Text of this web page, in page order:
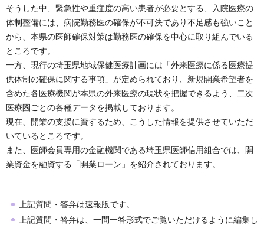
そうした中、緊急性や重症度の高い患者が必要とする、入院医療の
体制整備には、病院勤務医の確保が不可決であり不足感も強いこと
から、本県の医師確保対策は勤務医の確保を中心に取り組んでいる
ところです。
一方、現行の埼玉県地域保健医療計画には「外来医療に係る医療提
供体制の確保に関する事項」が定められており、新規開業希望者を
含めた各医療機関が本県の外来医療の現状を把握できるよう、二次
医療圏ごとの各種データを掲載しております。
現在、開業の支援に資するため、こうした情報を提供させていただ
いているところです。
また、医師会員専用の金融機関である埼玉県医師信用組合では、開
業資金を融資する「開業ローン」を紹介されております。
上記質問・答弁は速報版です。
上記質問・答弁は、一問一答形式でご覧いただけるように編集し